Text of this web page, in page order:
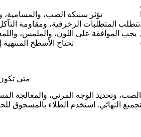
تؤثر سبيكة الصب،
تتطلب المتطلبات الزخرفية، ومقاومة
يجب الموافقة على اللون، والملمس،
تحتاج الأسطح المنتهية
متى
النهائي. استخدم الطلاء بالمسحوق